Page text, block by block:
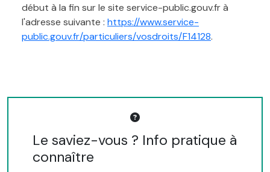
début à la fin sur le site service-public.gouv.fr à
l'adresse suivante : https://www.service-
public.gouv.fr/particuliers/vosdroits/F14128.
Le saviez-vous ? Info pratique à
connaître